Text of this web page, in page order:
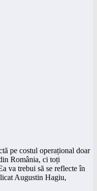
pe costul operațional doar
România, ci toți
va trebui să se reflecte în
Augustin Hagiu,